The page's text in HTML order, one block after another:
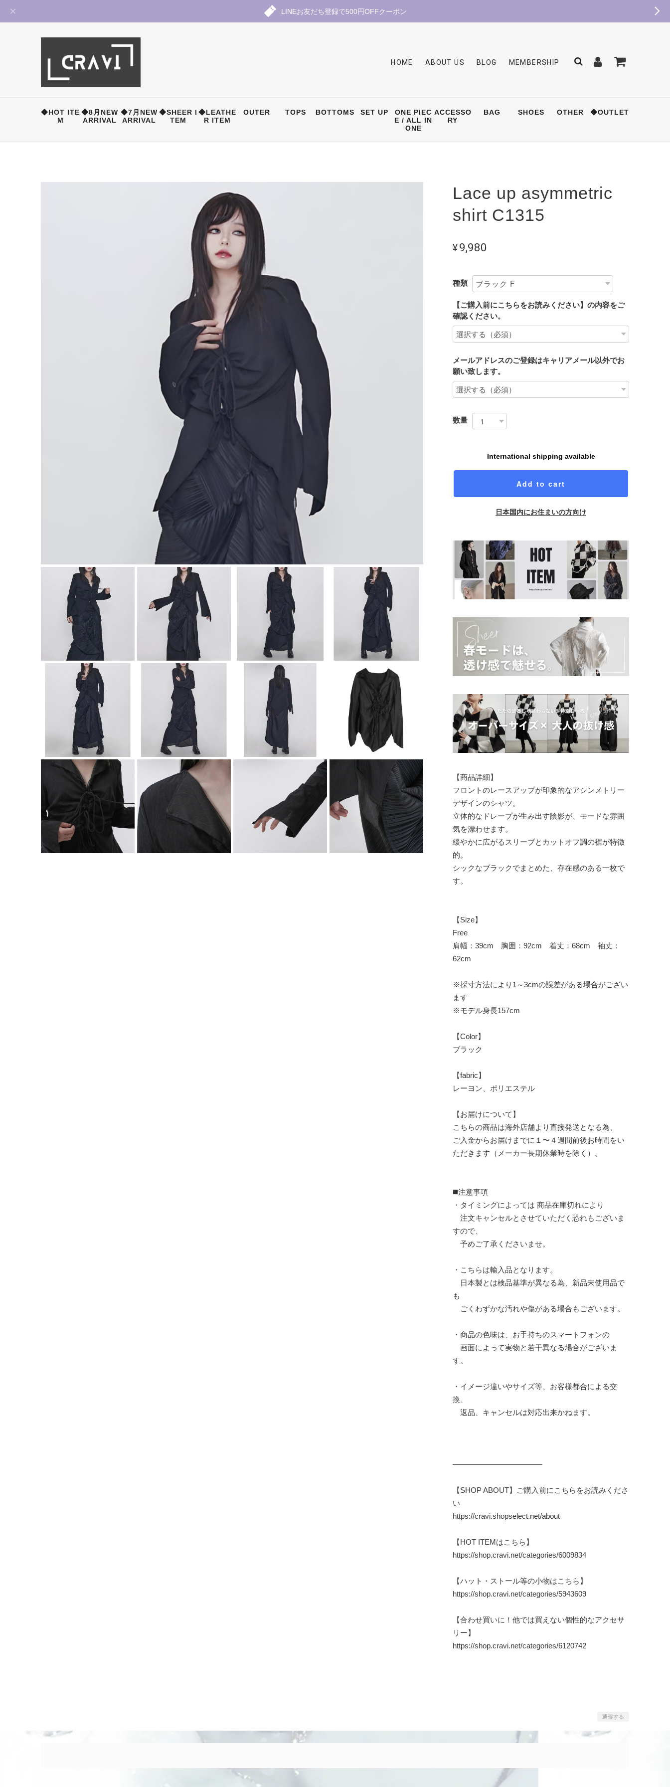
LINEお友だち登録で500円OFFクーポン
HOME ABOUT US BLOG MEMBERSHIP
◆HOT ITE
M
◆8月NEW
ARRIVAL
◆7月NEW
ARRIVAL
◆SHEER I
TEM
◆LEATHE
R ITEM
OUTER TOPS BOTTOMS SET UP
ONE PIEC
E / ALL IN
ONE
ACCESSO
RY
BAG SHOES OTHER ◆OUTLET
Lace up asymmetric
shirt C1315
¥9,980
種類
【ご購入前にこちらをお読みください】の内容をご
確認ください。
メールアドレスのご登録はキャリアメール以外でお
願い致します。
数量
International shipping available
Add to cart
日本国内にお住まいの方向け
【商品詳細】
フロントのレースアップが印象的なアシンメトリー
デザインのシャツ。
立体的なドレープが生み出す陰影が、モードな雰囲
気を漂わせます。
緩やかに広がるスリーブとカットオフ調の裾が特徴
的。
シックなブラックでまとめた、存在感のある一枚で
す。
【Size】
Free
肩幅：39cm 胸囲：92cm 着丈：68cm 袖丈：
62cm
※採寸方法により1～3cmの誤差がある場合がござい
ます
※モデル身長157cm
【Color】
ブラック
【fabric】
レーヨン、ポリエステル
【お届けについて】
こちらの商品は海外店舗より直接発送となる為、
ご入金からお届けまでに１〜４週間前後お時間をい
ただきます（メーカー長期休業時を除く）。
◼️注意事項
・タイミングによっては 商品在庫切れにより
注文キャンセルとさせていただく恐れもございま
すので、
予めご了承くださいませ。
・こちらは輸入品となります。
日本製とは検品基準が異なる為、新品未使用品で
も
ごくわずかな汚れや傷がある場合もございます。
・商品の色味は、お手持ちのスマートフォンの
画面によって実物と若干異なる場合がございま
す。
・イメージ違いやサイズ等、お客様都合による交
換、
返品、キャンセルは対応出来かねます。
————————————
【SHOP ABOUT】ご購入前にこちらをお読みくださ
い
https://cravi.shopselect.net/about
【HOT ITEMはこちら】
https://shop.cravi.net/categories/6009834
【ハット・ストール等の小物はこちら】
https://shop.cravi.net/categories/5943609
【合わせ買いに！他では買えない個性的なアクセサ
リー】
https://shop.cravi.net/categories/6120742
通報する